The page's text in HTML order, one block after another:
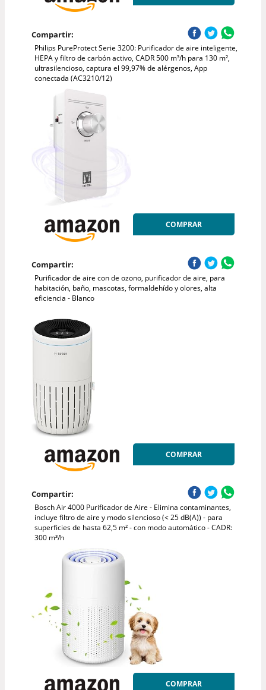
Compartir:
Philips PureProtect Serie 3200: Purificador de aire inteligente,
HEPA y filtro de carbón activo, CADR 500 m³/h para 130 m²,
ultrasilencioso, captura el 99,97% de alérgenos, App
conectada (AC3210/12)
COMPRAR
Compartir:
Purificador de aire con de ozono, purificador de aire, para
habitación, baño, mascotas, formaldehído y olores, alta
eficiencia - Blanco
COMPRAR
Compartir:
Bosch Air 4000 Purificador de Aire - Elimina contaminantes,
incluye filtro de aire y modo silencioso (< 25 dB(A)) - para
superficies de hasta 62,5 m² - con modo automático - CADR:
300 m³/h
COMPRAR